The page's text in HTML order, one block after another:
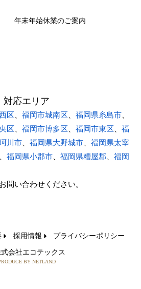
年末年始休業のご案内
対応エリア
区 福岡市城南区 福岡県糸島市
区 福岡市博多区 福岡市東区
福
川市 福岡県大野城市
福岡県太宰
福岡県小郡市 福岡県糟屋郡
福岡
問い合わせください。
採用情報 プライバシーポリシー
会社エコテックス
BY NETLAND